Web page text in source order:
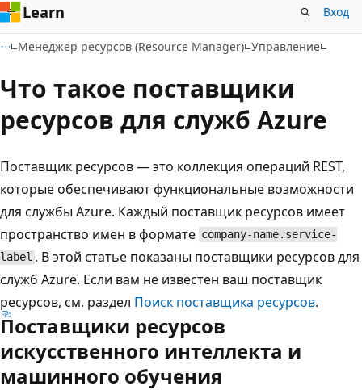
Learn Вход
Менеджер ресурсов (Resource Manager) Управление
Что такое поставщики
ресурсов для служб Azure
Поставщик ресурсов — это коллекция операций REST,
которые обеспечивают функциональные возможности
для службы Azure. Каждый поставщик ресурсов имеет
пространство имен в формате company-name.service-
label . В этой статье показаны поставщики ресурсов для
служб Azure. Если вам не известен ваш поставщик
ресурсов, см. раздел Поиск поставщика ресурсов.
Поставщики ресурсов
искусственного интеллекта и
машинного обучения